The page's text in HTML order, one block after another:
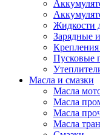
Жидкости
Зарядные
Крепления
Пусковые
Масла и смазки
Масла
Масла
Масла
Масла